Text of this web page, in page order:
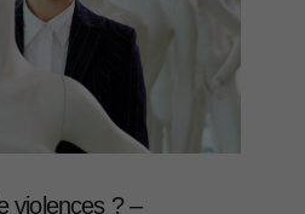
violences ? –